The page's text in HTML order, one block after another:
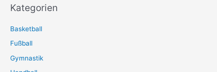
Kategorien
Basketball
Fußball
Gymnastik